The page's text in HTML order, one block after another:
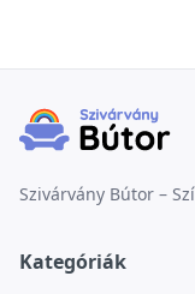
Szivárvány Bútor –
Kategóriák